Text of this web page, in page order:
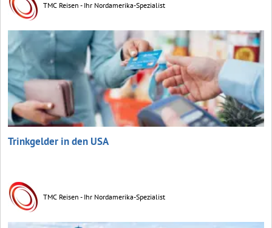
TMC Reisen - Ihr Nordamerika-Spezialist
Trinkgelder in den USA
TMC Reisen - Ihr Nordamerika-Spezialist